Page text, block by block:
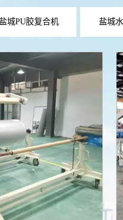
城PU胶复合机 盐城